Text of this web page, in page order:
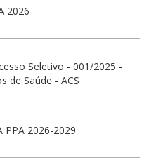
2026
Seletivo - 001/2025 -
de Saúde - ACS
PPA 2026-2029